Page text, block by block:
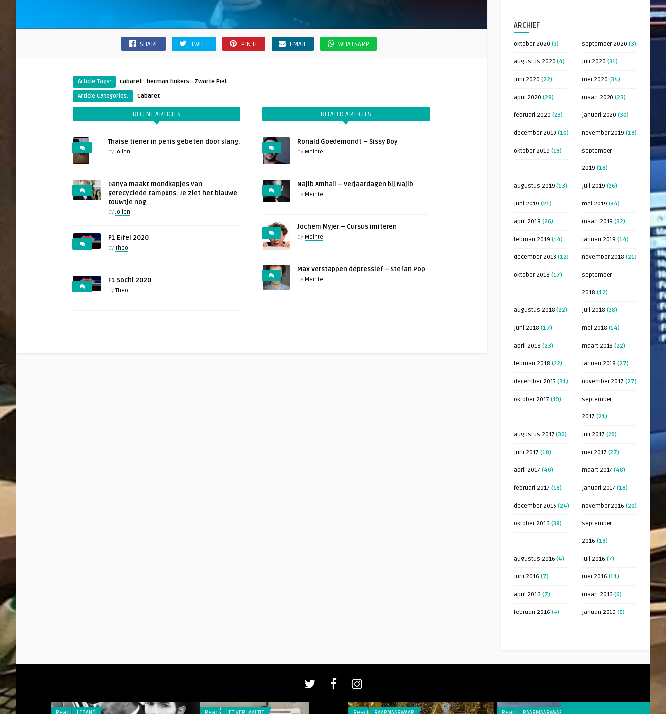
SHARE TWEET PIN IT EMAIL WHATSAPP
Article Tags: cabaret · herman finkers · Zwarte Piet
Article Categories:
Cabaret
RECENT ARTICLES
Thaise tiener in penis gebeten door slang.
byJolien
Danya maakt mondkapjes van
gerecyclede tampons: Je ziet het blauwe
touwtje nog
byJolien
F1 Eifel 2020
by Theo
F1 Sochi 2020
by Theo
RELATED ARTICLES
Ronald Goedemondt – Sissy Boy
by Meinte
Najib Amhali – Verjaardagen bij Najib
by Meinte
Jochem Myjer – Cursus imiteren
by Meinte
Max Verstappen depressief – Stefan Pop
by Meinte
ARCHIEF
oktober 2020 (3) september 2020 (3)
augustus 2020 (4) juli 2020 (31)
juni 2020 (22) mei 2020 (34)
april 2020 (28) maart 2020 (23)
februari 2020 (23) januari 2020 (30)
december 2019 (10) november 2019 (19)
oktober 2019 (19) september
2019 (18)
augustus 2019 (13) juli 2019 (26)
juni 2019 (21) mei 2019 (34)
april 2019 (26) maart 2019 (32)
februari 2019 (14) januari 2019 (14)
december 2018 (12) november 2018 (21)
oktober 2018 (17) september
2018 (12)
augustus 2018 (22) juli 2018 (28)
juni 2018 (17) mei 2018 (14)
april 2018 (23) maart 2018 (22)
februari 2018 (22) januari 2018 (27)
december 2017 (31) november 2017 (27)
oktober 2017 (19) september
2017 (21)
augustus 2017 (30) juli 2017 (20)
juni 2017 (18) mei 2017 (27)
april 2017 (40) maart 2017 (48)
februari 2017 (18) januari 2017 (18)
december 2016 (24) november 2016 (20)
oktober 2016 (38) september
2016 (19)
augustus 2016 (4) juli 2016 (7)
juni 2016 (7) mei 2016 (11)
april 2016 (7) maart 2016 (6)
februari 2016 (4) januari 2016 (5)
LEBAND Reacties HET VERHAALTJE RAARMAARWAAR ReactiesRAARMAARWAAR